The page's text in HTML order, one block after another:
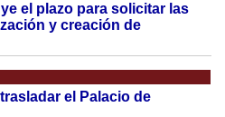
el plazo para solicitar las
y creación de
el Palacio de